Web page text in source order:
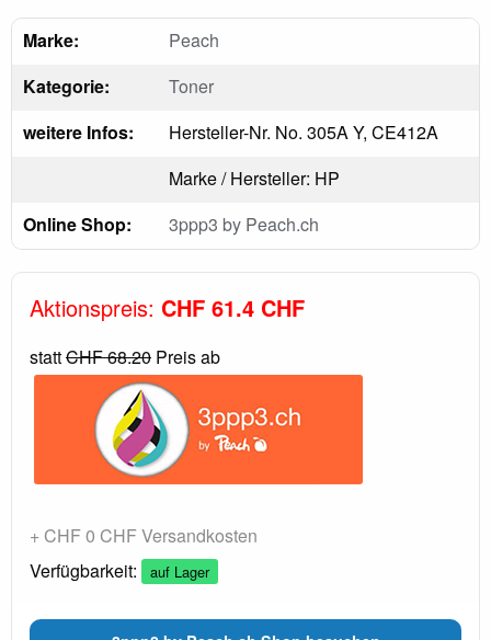
Marke:
Peach
Kategorie:
Toner
weitere Infos:
Hersteller-Nr. No. 305A Y, CE412A
Marke / Hersteller: HP
Online Shop:
3ppp3 by Peach.ch
Aktionspreis: CHF 61.4 CHF
stattCHF 68.20 Preis ab
+ CHF 0 CHF Versandkosten
Verfügbarkeit:
auf Lager